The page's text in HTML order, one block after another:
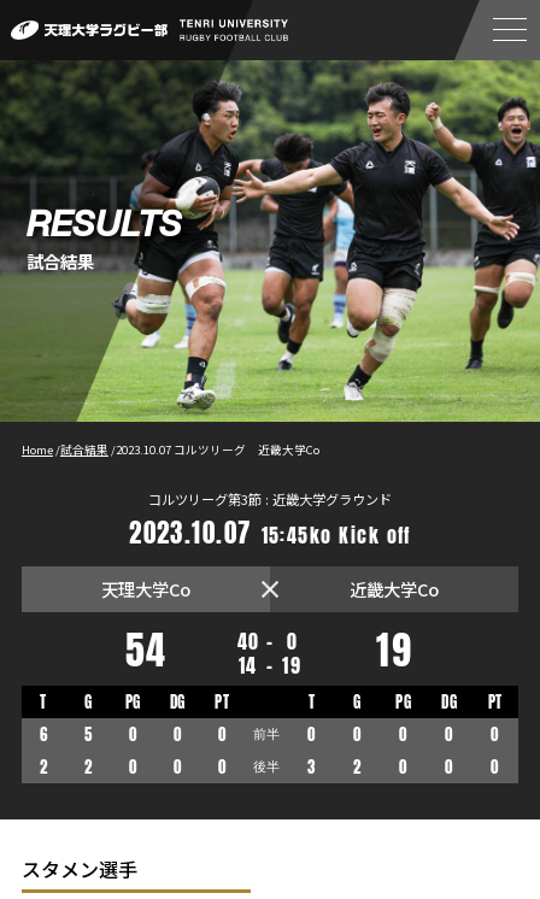
RESULTS
試合結果
Home/試合結果 /2023.10.07 コルツリーグ 近畿大学Co
コルツリーグ第3節 : 近畿大学グラウンド
2023.10.07 15:45ko Kick off
天理大学Co 近畿大学Co
54 40 - 0
14 - 19 19
T G PG DG PT T G PG DG
PT
6
5 0 0 0 前半 0 0 0 0
0
2
2 0 0 0 後半 3 2 0 0 0
スタメン選手